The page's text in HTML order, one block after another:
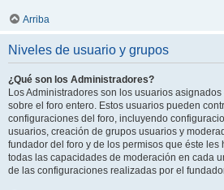
Arriba
Niveles de usuario y grupos
¿Qué son los Administradores?
Los Administradores son los usuarios
sobre el foro entero. Estos usuarios pueden
configuraciones del foro, incluyendo
usuarios, creación de grupos usuarios y
fundador del foro y de los permisos que éste les
todas las capacidades de moderación en cada
de las configuraciones realizadas por el